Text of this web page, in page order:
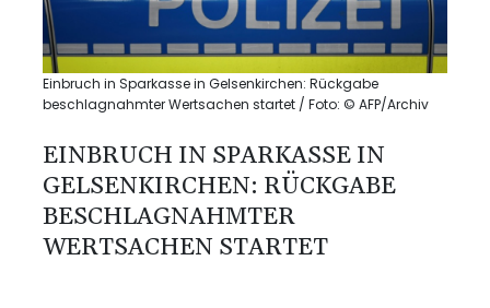
Einbruch in Sparkasse in Gelsenkirchen: Rückgabe
beschlagnahmter Wertsachen startet / Foto: © AFP/Archiv
EINBRUCH IN SPARKASSE IN
GELSENKIRCHEN: RÜCKGABE
BESCHLAGNAHMTER
WERTSACHEN STARTET